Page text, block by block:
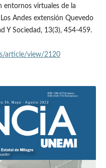
entornos virtuales de la
Andes extensión Quevedo
Y Sociedad, 13(3), 454-459.
article/view/2120